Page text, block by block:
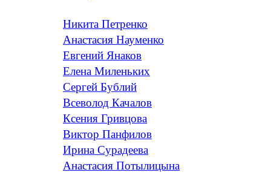
Никита Петренко
Анастасия Науменко
Евгений Янаков
Елена Миленьких
Сергей Бублий
Всеволод Качалов
Ксения Гривцова
Виктор Панфилов
Ирина Сурадеева
Анастасия Потылицына